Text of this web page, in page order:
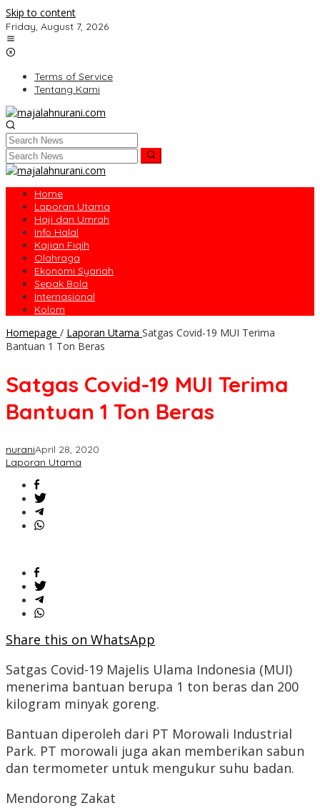
Skip to content
Friday, August 7, 2026
Terms of Service
Tentang Kami
Home
Laporan Utama
Haji dan Umrah
Info Halal
Kajian Fiqih
Olahraga
Ekonomi Syariah
Sepak Bola
Internasional
Kolom
Homepage / Laporan Utama Satgas Covid-19 MUI Terima
Bantuan 1 Ton Beras
Satgas Covid-19 MUI Terima
Bantuan 1 Ton Beras
nuraniApril 28, 2020
Laporan Utama
Share this on WhatsApp
Satgas Covid-19 Majelis Ulama Indonesia (MUI)
menerima bantuan berupa 1 ton beras dan 200
kilogram minyak goreng.
Bantuan diperoleh dari PT Morowali Industrial
Park. PT morowali juga akan memberikan sabun
dan termometer untuk mengukur suhu badan.
Mendorong Zakat